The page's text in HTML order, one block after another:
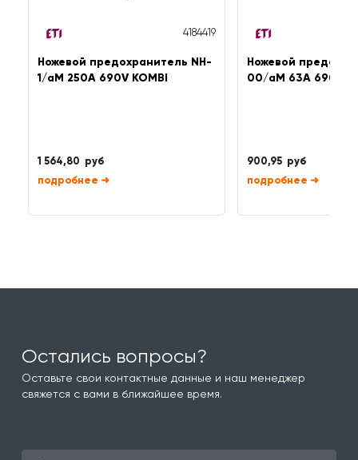
4184419
Ножевой предохранитель NH-
1/aM 250A 690V KOMBI
1 564,80 руб
➜
Ножевой
00/aM 63A 690V
900,95 руб
➜
Остались вопросы?
Оставьте свои контактные данные и наш менеджер
свяжется с вами в ближайшее время.